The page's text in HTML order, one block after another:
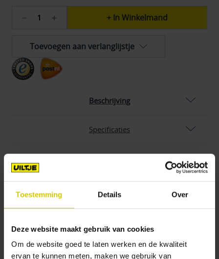
Toestemming Details Over
Deze website maakt gebruik van cookies
Om de website goed te laten werken en de kwaliteit
ervan te kunnen meten, maken we gebruik van
voorraad:
Hoeveelheid
Uiltje
Juicy
Lucy
Double
blik
44cl
Hoeveelheid
Juicy
Double
blik
44cl
Toevoegen aan verlanglijstje
Beschrijving
Specificaties
Uiltje Juicy Lucy Double blik
44cl
meegenomen. Wie had dat zien aankomen? Voor
hopknop nog een tandje verder opengedraaid bĳ